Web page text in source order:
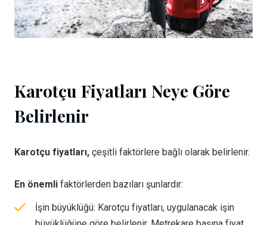
Karotçu Fiyatları Neye Göre
Belirlenir
Karotçu fiyatları, çeşitli faktörlere bağlı olarak belirlenir.
En önemli faktörlerden bazıları şunlardır:
İşin büyüklüğü: Karotçu fiyatları, uygulanacak işin